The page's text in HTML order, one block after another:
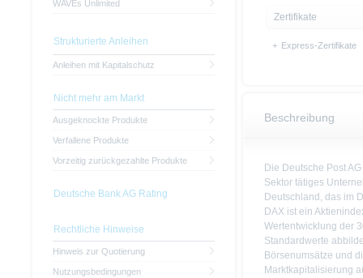
Zertifikate
+ Express-Zertifikate
Beschreibung
Die Deutsche Post
Sektor tätiges
Deutschland, das im
DAX ist ein
Wertentwicklung der
Standardwerte
Börsenumsätze und
Marktkapitalisierung
WAVEs Unlimited
Strukturierte Anleihen
Anleihen mit Kapitalschutz
Nicht mehr am Markt
Ausgeknockte Produkte
Verfallene Produkte
Vorzeitig zurückgezahlte Produkte
Deutsche Bank AG Rating
Rechtliche Hinweise
Hinweis zur Quotierung
Nutzungsbedingungen